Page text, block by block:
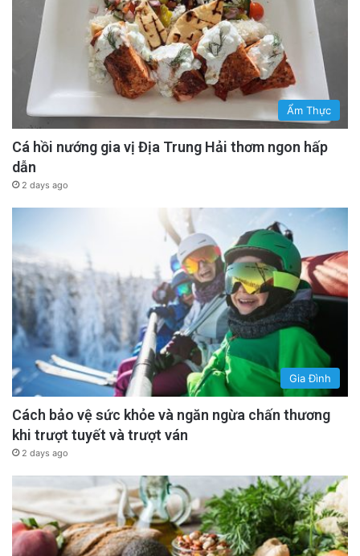
Ẩm Thực
Cá hồi nướng gia vị Địa Trung Hải thơm ngon hấp
dẫn
2 days ago
Gia Đình
Cách bảo vệ sức khỏe và ngăn ngừa chấn thương
khi trượt tuyết và trượt ván
2 days ago